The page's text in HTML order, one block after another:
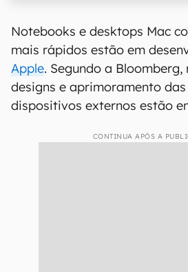
Notebooks e desktops Mac
mais rápidos estão em
Apple. Segundo a Bloomberg,
designs e aprimoramento
dispositivos externos estão
CONTINUA APÓS A